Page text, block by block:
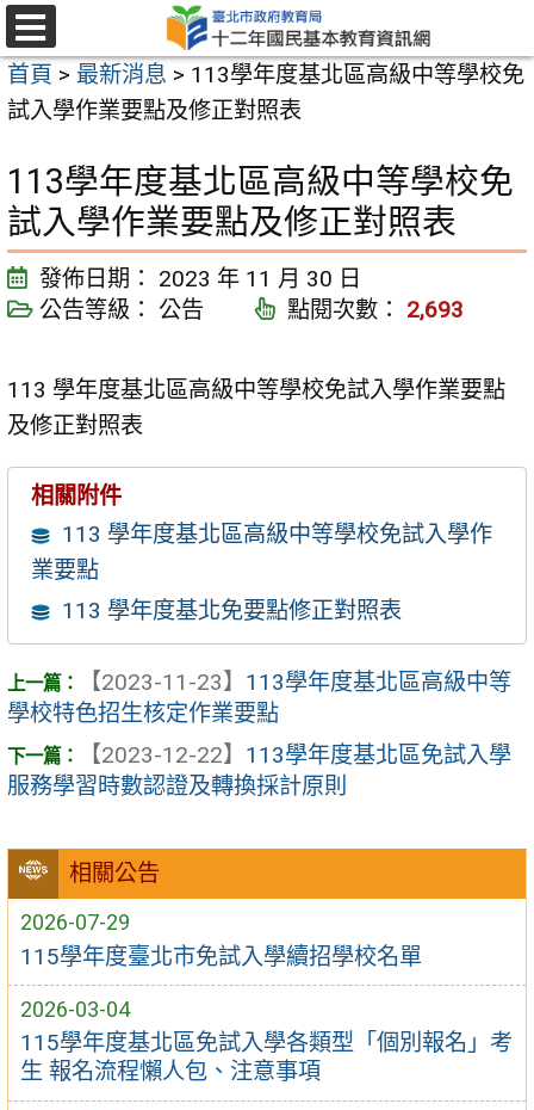
跳
至
主
要
容
區
選
單
首頁 > 最新消息 > 113學年度基北區高級中等學校免
試入學作業要點及修正對照表
相關公告
2026-07-29
115學年度臺北市免試入學續招學校名單
2026-03-04
115學年度基北區免試入學各類型「個別報名」考
生 報名流程懶人包、注意事項
113學年度基北區高級中等學校免
試入學作業要點及修正對照表
發佈日期：
2023 年 11 月 30 日
公告等級：
公告 點閱次數： 2,693
113 學年度基北區高級中等學校免試入學作業要點
及修正對照表
相關附件
113 學年度基北區高級中等學校免試入學作
業要點
113 學年度基北免要點修正對照表
【2023-11-23】 113學年度基北區高級中等
學校特色招生核定作業要點
【2023-12-22】 113學年度基北區免試入學
服務學習時數認證及轉換採計原則